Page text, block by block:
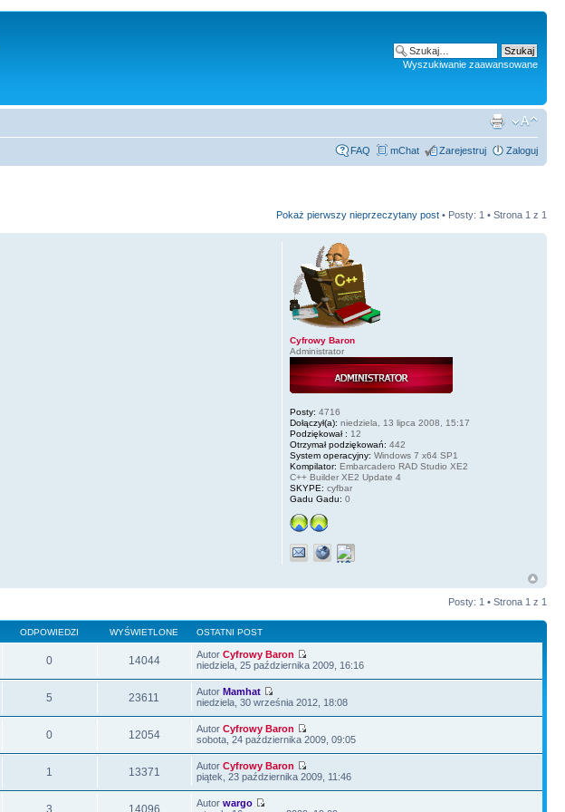
Wyszukiwanie zaawansowane
FAQ mChat Zarejestruj Zaloguj
Pokaż pierwszy nieprzeczytany post • Posty: 1 • Strona 1 z 1
Cyfrowy Baron
Administrator
Posty: 4716
Dołączył(a): niedziela, 13 lipca 2008, 15:17
Podziękował : 12
Otrzymał podziękowań: 442
System operacyjny: Windows 7 x64 SP1
Kompilator: Embarcadero RAD Studio XE2
C++ Builder XE2 Update 4
SKYPE: cyfbar
Gadu Gadu: 0
Posty: 1 • Strona 1 z 1
ODPOWIEDZI WYŚWIETLONE OSTATNI POST
0 14044 AutorCyfrowy Baron
niedziela, 25 października 2009, 16:16
5 23611 AutorMamhat
niedziela, 30 września 2012, 18:08
0 12054 AutorCyfrowy Baron
sobota, 24 października 2009, 09:05
1 13371 AutorCyfrowy Baron
piątek, 23 października 2009, 11:46
3 14096 Autorwargo